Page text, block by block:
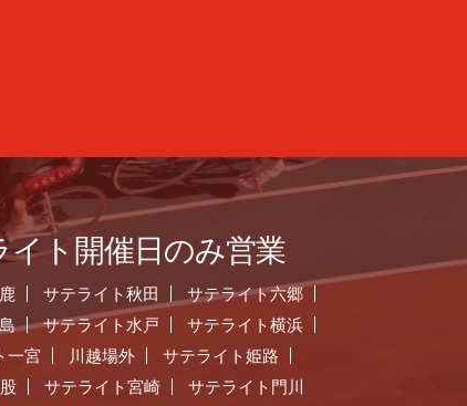
イト開催日のみ営業
サテライト秋田
サテライト六郷
サテライト水戸
サテライト横浜
一宮
川越場外
サテライト姫路
サテライト宮崎 サテライト門川